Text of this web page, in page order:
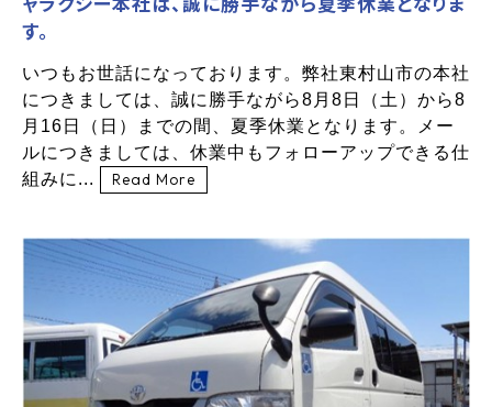
す。
いつもお世話になっております。弊社東村山市の本社
につきましては、誠に勝手ながら8月8日（土）から8
月16日（日）までの間、夏季休業となります。メー
ルにつきましては、休業中もフォローアップできる仕
組みに...
Read More